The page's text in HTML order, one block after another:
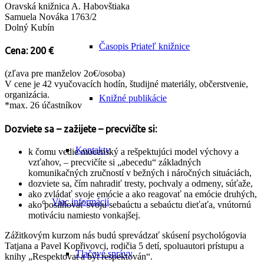
Časopis Priateľ knižnice
Knižné publikácie
Kontakty
Viac informácií
Tlačové správy
Oravská knižnica A. Habovštiaka
Samuela Nováka 1763/2
Dolný Kubín
Cena: 200 €
(zľava pre manželov 2o€/osoba)
V cene je 42 vyučovacích hodín, študijné materiály, občerstvenie,
organizácia.
*max. 26 účastníkov
Dozviete sa – zažijete – precvičíte si:
k čomu vedie mocenský a rešpektujúci model výchovy a
vzťahov, – precvičíte si „abecedu“ základných
komunikačných zručností v bežných i náročných situáciách,
dozviete sa, čím nahradiť tresty, pochvaly a odmeny, súťaže,
ako zvládať svoje emócie a ako reagovať na emócie druhých,
ako posilňovať svoju sebaúctu a sebaúctu dieťaťa, vnútornú
motiváciu namiesto vonkajšej.
Zážitkovým kurzom nás budú sprevádzať skúsení psychológovia
Tatjana a Pavel Kopřivovci, rodičia 5 detí, spoluautori prístupu a
knihy „Respektovat a být respektován“.